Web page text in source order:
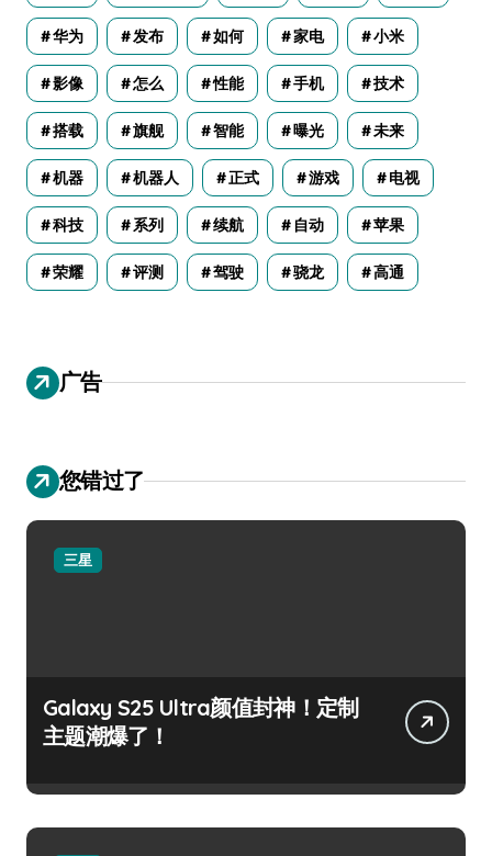
华为 发布 如何 家电 小米
影像 怎么 性能 手机 技术
搭载 旗舰 智能 曝光 未来
机器 机器人 正式 游戏 电视
科技 系列 续航 自动 苹果
荣耀 评测 驾驶 骁龙 高通
广告
您错过了
三星
Galaxy S25 Ultra颜值封神！定制
主题潮爆了！